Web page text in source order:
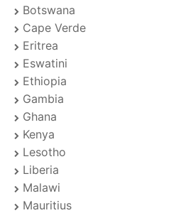
Botswana
Cape Verde
Eritrea
Eswatini
Ethiopia
Gambia
Ghana
Kenya
Lesotho
Liberia
Malawi
Mauritius